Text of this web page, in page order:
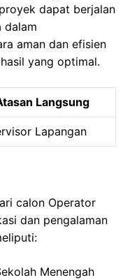
dapat berjalan
dalam
aman dan efisien
yang optimal.
Langsung
Lapangan
calon Operator
dan pengalaman
Menengah